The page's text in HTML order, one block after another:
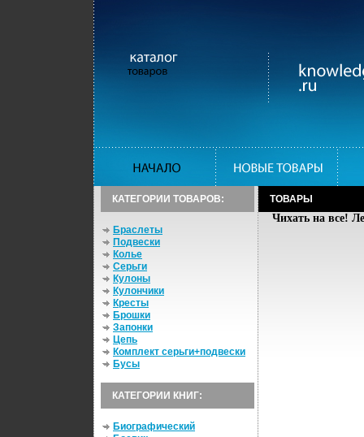
КАТЕГОРИИ ТОВАРОВ:
Браслеты
Подвески
Колье
Серьги
Кулоны
Кулончики
Кресты
Брошки
Запонки
Цепь
Комплект серьги+подвески
Бусы
КАТЕГОРИИ КНИГ:
Биографический
ТОВАРЫ
Чихать на все!